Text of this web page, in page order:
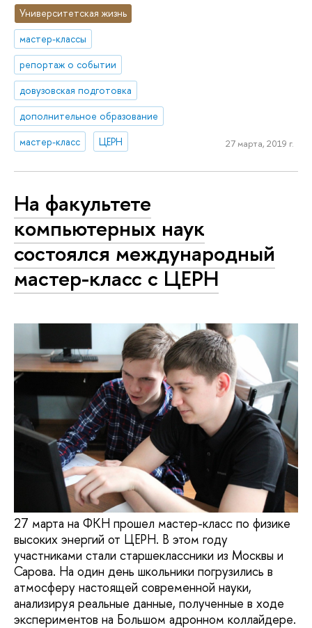
Университетская жизнь
мастер-классы
репортаж о событии
довузовская подготовка
дополнительное образование
мастер-класс
ЦЕРН 27 марта, 2019 г.
На факультете
компьютерных наук
состоялся международный
мастер-класс с ЦЕРН
27 марта на ФКН прошел мастер-класс по физике
высоких энергий от ЦЕРН. В этом году
участниками стали старшеклассники из Москвы и
Сарова. На один день школьники погрузились в
атмосферу настоящей современной науки,
анализируя реальные данные, полученные в ходе
экспериментов на Большом адронном коллайдере.